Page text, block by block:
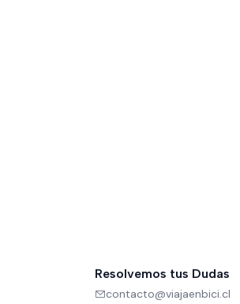
Resolvemos tus Dudas
contacto@viajaenbici.cl